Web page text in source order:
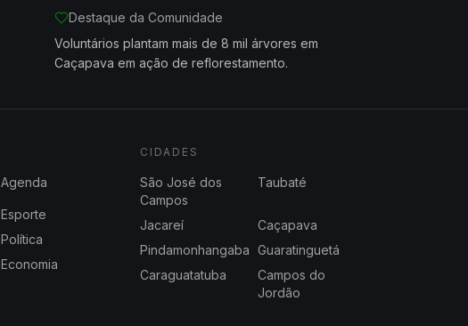
Destaque da Comunidade
Voluntários plantam mais de 8 mil árvores em
Caçapava em ação de reflorestamento.
Agenda
Esporte
Política
Economia
CIDADES
São José dos
Campos
Taubaté
Jacareí
Caçapava
Pindamonhangaba Guaratinguetá
Caraguatatuba
Campos do
Jordão